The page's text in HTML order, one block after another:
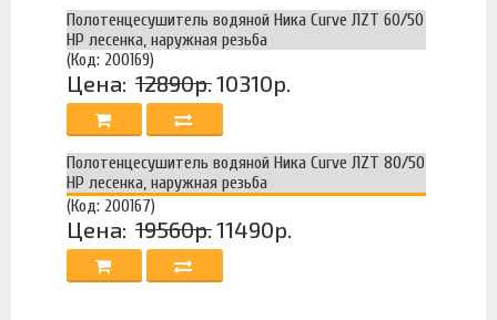
Полотенцесушитель водяной Ника Curve ЛZT 60/50
НР лесенка, наружная резьба
(Код: 200169)
Цена: 12890р.10310р.
Полотенцесушитель водяной Ника Curve ЛZT 80/50
НР лесенка, наружная резьба
(Код: 200167)
Цена: 19560р.11490р.